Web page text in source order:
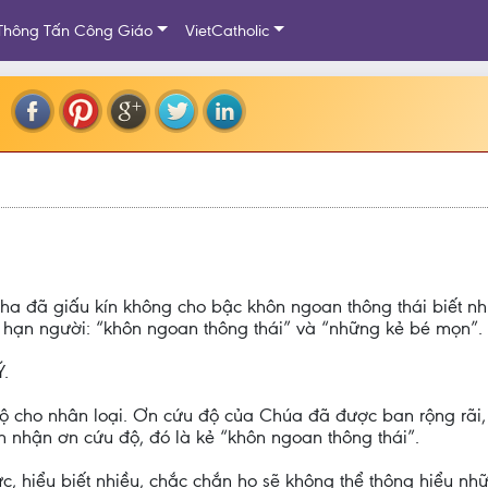
Tấn Công Giáo VietCatholic
đã giấu kín không cho bậc khôn ngoan thông thái biết
người: “khôn ngoan thông thái” và “những kẻ bé mọn”.
cho nhân loại. Ơn cứu độ của Chúa đã được ban rộng
ơn cứu độ, đó là kẻ “khôn ngoan thông thái”.
hiểu biết nhiều, chắc chắn họ sẽ không thể thông hiểu